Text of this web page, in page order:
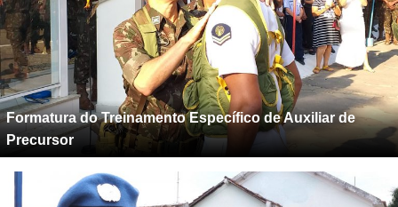
Formatura do Treinamento Específico de Auxiliar de
Precursor